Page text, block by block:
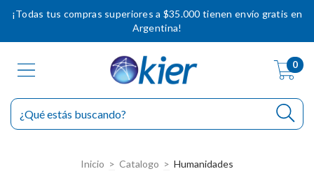
¡Todas tus compras superiores a $35.000 tienen envío gratis en
Argentina!
0
Inicio > Catalogo > Humanidades